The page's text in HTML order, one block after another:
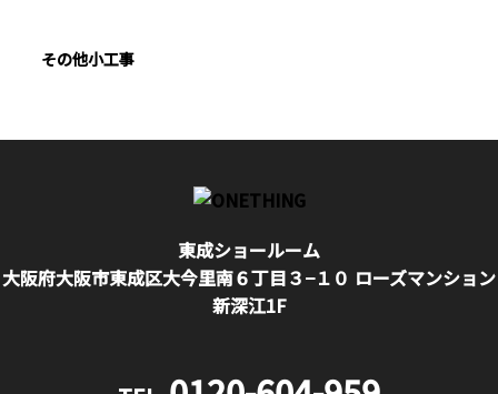
その他小工事
東成ショールーム
大阪府大阪市東成区大今里南６丁目３−１０ ローズマンション
新深江1F